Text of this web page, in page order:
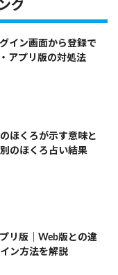
グ
イン画面から登録で
アプリ版の対処法
ほくろが示す意味と
のほくろ占い結果
リ版｜Web版との違
ン方法を解説